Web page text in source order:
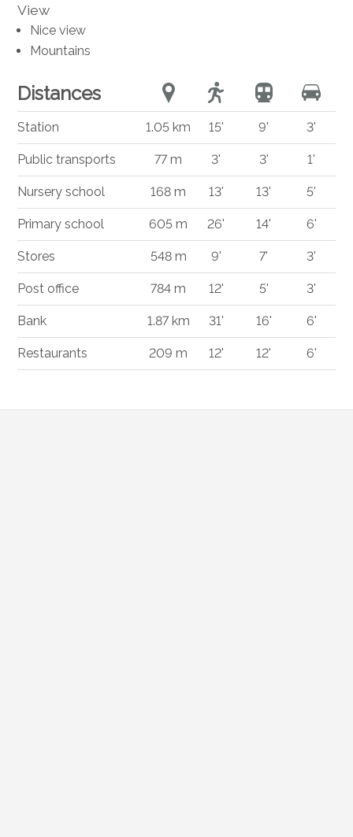
View
Nice view
Mountains
Distances
Station 1.05 km 15' 9' 3'
Public transports 77 m 3' 3' 1'
Nursery school 168 m 13' 13' 5'
Primary school 605 m 26' 14' 6'
Stores 548 m 9' 7' 3'
Post office 784 m 12' 5' 3'
Bank 1.87 km 31' 16' 6'
Restaurants 209 m 12' 12' 6'